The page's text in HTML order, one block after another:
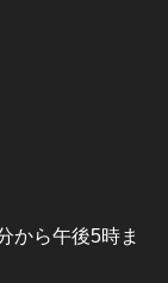
から午後5時ま